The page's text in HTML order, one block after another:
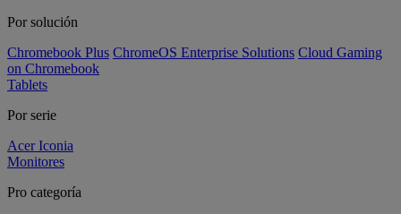
Por solución
Chromebook Plus ChromeOS Enterprise Solutions Cloud Gaming
on Chromebook
Tablets
Por serie
Acer Iconia
Monitores
Pro categoría